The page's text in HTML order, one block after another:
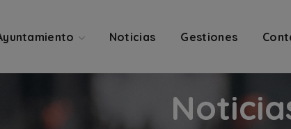
Noticias Gestiones